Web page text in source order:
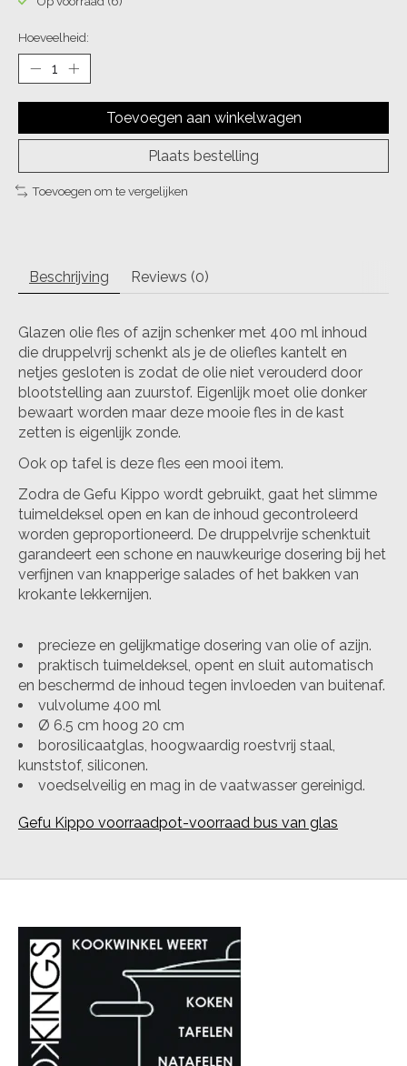
Hoeveelheid:
Toevoegen aan winkelwagen
Plaats bestelling
Toevoegen om te vergelijken
Beschrijving Reviews (0)
Glazen olie fles of azijn schenker met 400 ml inhoud
die druppelvrij schenkt als je de oliefles kantelt en
netjes gesloten is zodat de olie niet verouderd door
blootstelling aan zuurstof. Eigenlijk moet olie donker
bewaart worden maar deze mooie fles in de kast
zetten is eigenlijk zonde.
Ook op tafel is deze fles een mooi item.
Zodra de Gefu Kippo wordt gebruikt, gaat het slimme
tuimeldeksel open en kan de inhoud gecontroleerd
worden geproportioneerd. De druppelvrije schenktuit
garandeert een schone en nauwkeurige dosering bij het
verfijnen van knapperige salades of het bakken van
krokante lekkernijen.
precieze en gelijkmatige dosering van olie of azijn.
praktisch tuimeldeksel, opent en sluit automatisch
en beschermd de inhoud tegen invloeden van buitenaf.
vulvolume 400 ml
Ø 6.5 cm hoog 20 cm
borosilicaatglas, hoogwaardig roestvrij staal,
kunststof, siliconen.
voedselveilig en mag in de vaatwasser gereinigd.
Gefu Kippo voorraadpot-voorraad bus van glas